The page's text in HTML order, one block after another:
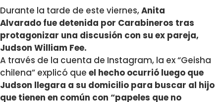
Durante la tarde de este viernes,Anita
Alvarado fue detenida por Carabineros tras
protagonizar una discusión con su ex pareja,
Judson William Fee.
A través de la cuenta de Instagram, la ex “Geisha
chilena” explicó que el hecho ocurrió luego que
Judson llegara a su domicilio para buscar al hijo
que tienen en común con “papeles que no